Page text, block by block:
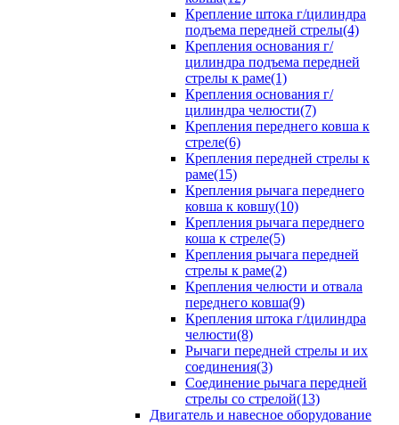
Крепление штока г/цилиндра
подъема передней стрелы(4)
Крепления основания г/
цилиндра подъема передней
стрелы к раме(1)
Крепления основания г/
цилиндра челюсти(7)
Крепления переднего ковша к
стреле(6)
Крепления передней стрелы к
раме(15)
Крепления рычага переднего
ковша к ковшу(10)
Крепления рычага переднего
коша к стреле(5)
Крепления рычага передней
стрелы к раме(2)
Крепления челюсти и отвала
переднего ковша(9)
Крепления штока г/цилиндра
челюсти(8)
Рычаги передней стрелы и их
соединения(3)
Соединение рычага передней
стрелы со стрелой(13)
Двигатель и навесное оборудование